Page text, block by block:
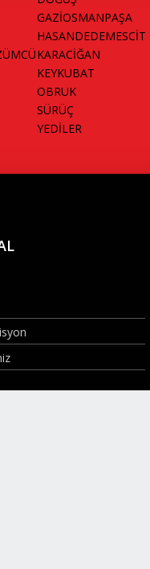
GAZİOSMANPAŞA
HASANDEDEMESCİT
KARACİĞAN
KEYKUBAT
OBRUK
SÜRÜÇ
YEDİLER